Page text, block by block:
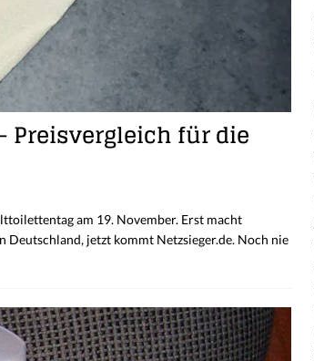
Preisvergleich für die
am 19. November. Erst macht
Deutschland, jetzt kommt Netzsieger.de. Noch nie